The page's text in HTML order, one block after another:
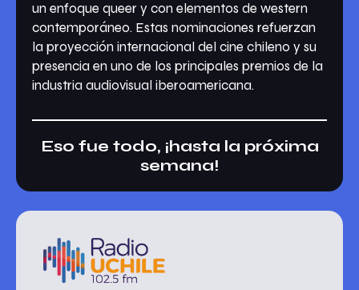
un enfoque queer y con elementos de western
contemporáneo. Estas nominaciones refuerzan
la proyección internacional del cine chileno y su
presencia en uno de los principales premios de la
industria audiovisual iberoamericana.
Eso fue todo, ¡hasta la próxima
semana!